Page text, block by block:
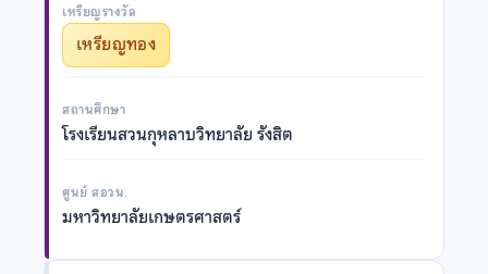
เหรียญรางวัล
เหรียญทอง
สถานศึกษา
โรงเรียนสวนกุหลาบวิทยาลัย รังสิต
ศูนย์ สอวน.
มหาวิทยาลัยเกษตรศาสตร์